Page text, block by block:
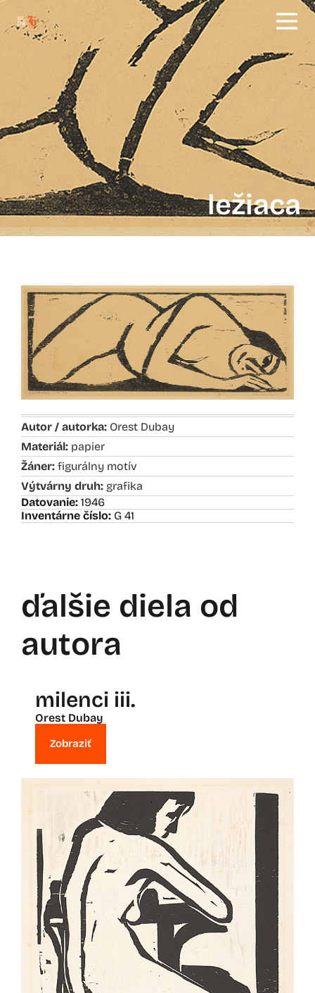
ležiaca
Autor / autorka: Orest Dubay
Materiál: papier
Žáner: figurálny motív
Výtvárny druh: grafika
Datovanie: 1946
Inventárne číslo: G 41
ďalšie diela od
autora
milenci iii.
Orest Dubay
Zobraziť